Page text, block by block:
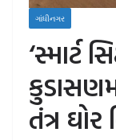
ગાંધીનગર
‘સ્માર્ટ
તંત્ર ઘોર